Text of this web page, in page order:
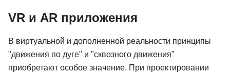
VR и AR приложения
В виртуальной и дополненной реальности принципы
"движения по дуге" и "сквозного движения"
приобретают особое значение. При проектировании